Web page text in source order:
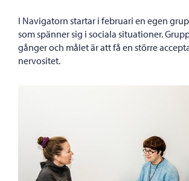
I Navigatorn startar i februari en egen
som spänner sig i sociala situationer.
gånger och målet är att få en större
nervositet.